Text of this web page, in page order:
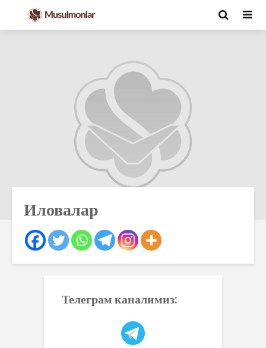
Иловалар
Телеграм каналимиз: